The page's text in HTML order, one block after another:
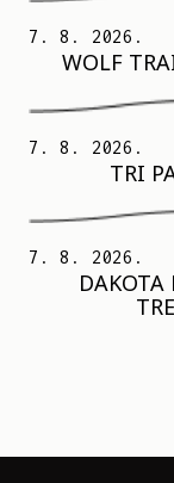
7. 8. 2026.
WOLF
7. 8. 2026.
TRI
7. 8. 2026.
DAKOTA